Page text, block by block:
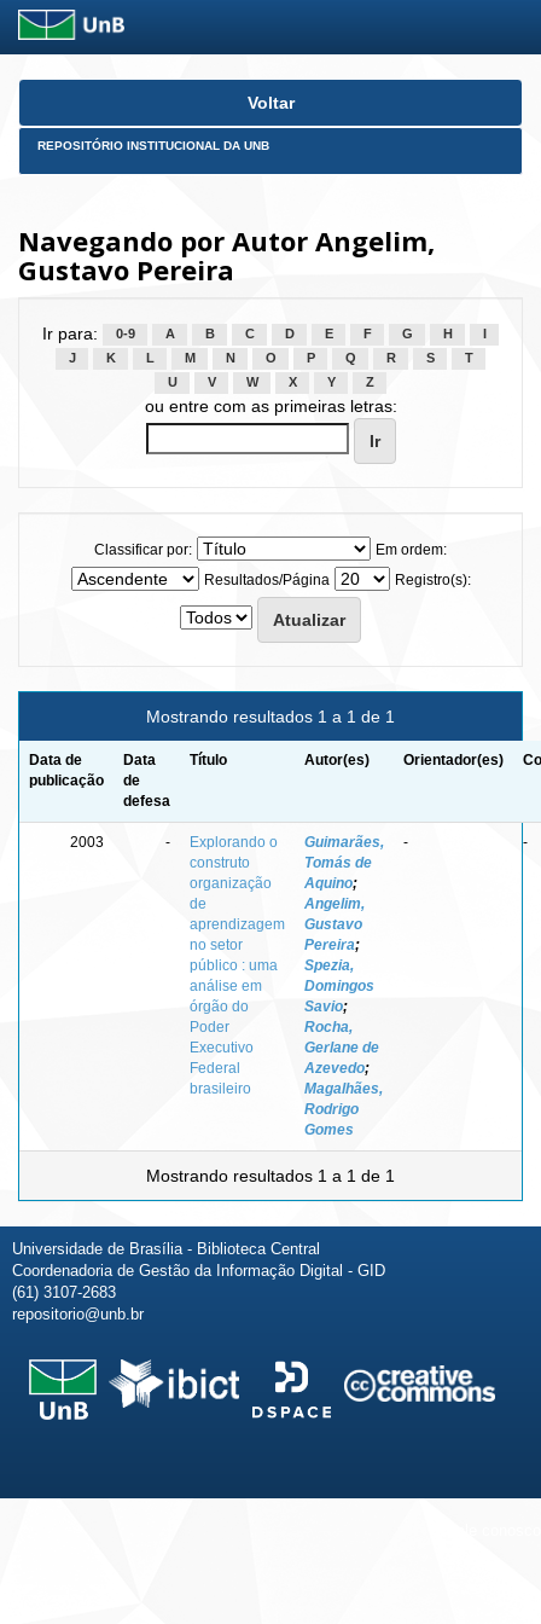
Skip
Voltar
REPOSITÓRIO INSTITUCIONAL DA UNB
Navegando por Autor Angelim,
Gustavo Pereira
Ir para: 0-9 A B C D E F G H
J
K L M N O P Q R S
T
U
V W X Y Z
ou entre com as primeiras letras:
Classificar por:
Em ordem:
Resultados/Página
Registro(s):
Mostrando resultados 1 a 1 de 1
Data de
publicação
Data
de
defesa
Título Autor(es) Orientador(es)
2003 -
Explorando o
construto
organização
de
aprendizagem
no setor
público : uma
análise em
órgão do
Poder
Executivo
Federal
brasileiro
Guimarães,
Tomás de
Aquino;
Angelim,
Gustavo
Pereira;
Spezia,
Domingos
Savio;
Rocha,
Gerlane de
Azevedo;
Magalhães,
Rodrigo
Gomes
- -
Mostrando resultados 1 a 1 de 1
Universidade de Brasília - Biblioteca Central
Coordenadoria de Gestão da Informação Digital - GID
(61) 3107-2683
repositorio@unb.br